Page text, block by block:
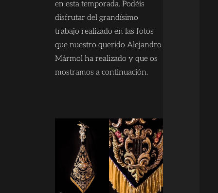
en esta temporada. Podéis
disfrutar del grandísimo
trabajo realizado en las fotos
que nuestro querido Alejandro
Mármol ha realizado y que os
mostramos a continuación.